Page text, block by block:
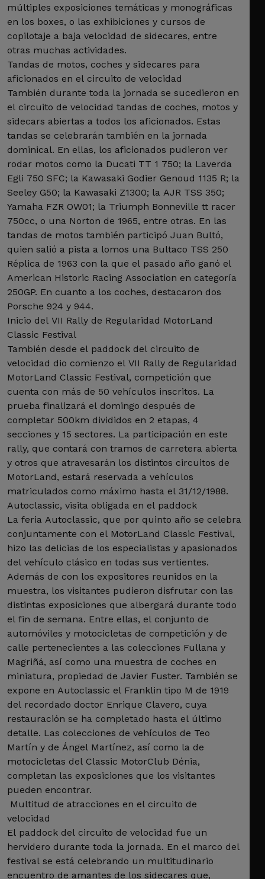
múltiples exposiciones temáticas y monográficas
en los boxes, o las exhibiciones y cursos de
copilotaje a baja velocidad de sidecares, entre
otras muchas actividades.
Tandas de motos, coches y sidecares para
aficionados en el circuito de velocidad
También durante toda la jornada se sucedieron en
el circuito de velocidad tandas de coches, motos y
sidecars abiertas a todos los aficionados. Estas
tandas se celebrarán también en la jornada
dominical. En ellas, los aficionados pudieron ver
rodar motos como la Ducati TT 1 750; la Laverda
Egli 750 SFC; la Kawasaki Godier Genoud 1135 R; la
Seeley G50; la Kawasaki Z1300; la AJR TSS 350;
Yamaha FZR OW01; la Triumph Bonneville tt racer
750cc, o una Norton de 1965, entre otras. En las
tandas de motos también participó Juan Bultó,
quien salió a pista a lomos una Bultaco TSS 250
Réplica de 1963 con la que el pasado año ganó el
American Historic Racing Association en categoría
250GP. En cuanto a los coches, destacaron dos
Porsche 924 y 944.
Inicio del VII Rally de Regularidad MotorLand
Classic Festival
También desde el paddock del circuito de
velocidad dio comienzo el VII Rally de Regularidad
MotorLand Classic Festival, competición que
cuenta con más de 50 vehículos inscritos. La
prueba finalizará el domingo después de
completar 500km divididos en 2 etapas, 4
secciones y 15 sectores. La participación en este
rally, que contará con tramos de carretera abierta
y otros que atravesarán los distintos circuitos de
MotorLand, estará reservada a vehículos
matriculados como máximo hasta el 31/12/1988.
Autoclassic, visita obligada en el paddock
La feria Autoclassic, que por quinto año se celebra
conjuntamente con el MotorLand Classic Festival,
hizo las delicias de los especialistas y apasionados
del vehículo clásico en todas sus vertientes.
Además de con los expositores reunidos en la
muestra, los visitantes pudieron disfrutar con las
distintas exposiciones que albergará durante todo
el fin de semana. Entre ellas, el conjunto de
automóviles y motocicletas de competición y de
calle pertenecientes a las colecciones Fullana y
Magriñá, así como una muestra de coches en
miniatura, propiedad de Javier Fuster. También se
expone en Autoclassic el Franklin tipo M de 1919
del recordado doctor Enrique Clavero, cuya
restauración se ha completado hasta el último
detalle. Las colecciones de vehículos de Teo
Martín y de Ángel Martínez, así como la de
motocicletas del Classic MotorClub Dénia,
completan las exposiciones que los visitantes
pueden encontrar.
Multitud de atracciones en el circuito de
velocidad
El paddock del circuito de velocidad fue un
hervidero durante toda la jornada. En el marco del
festival se está celebrando un multitudinario
encuentro de amantes de los sidecares que,